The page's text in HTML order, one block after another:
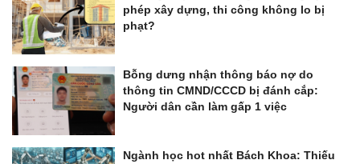
phép xây dựng, thi công không lo bị
phạt?
Bỗng dưng nhận thông báo nợ do
thông tin CMND/CCCD bị đánh cắp:
Người dân cần làm gấp 1 việc
Ngành học hot nhất Bách Khoa: Thiếu